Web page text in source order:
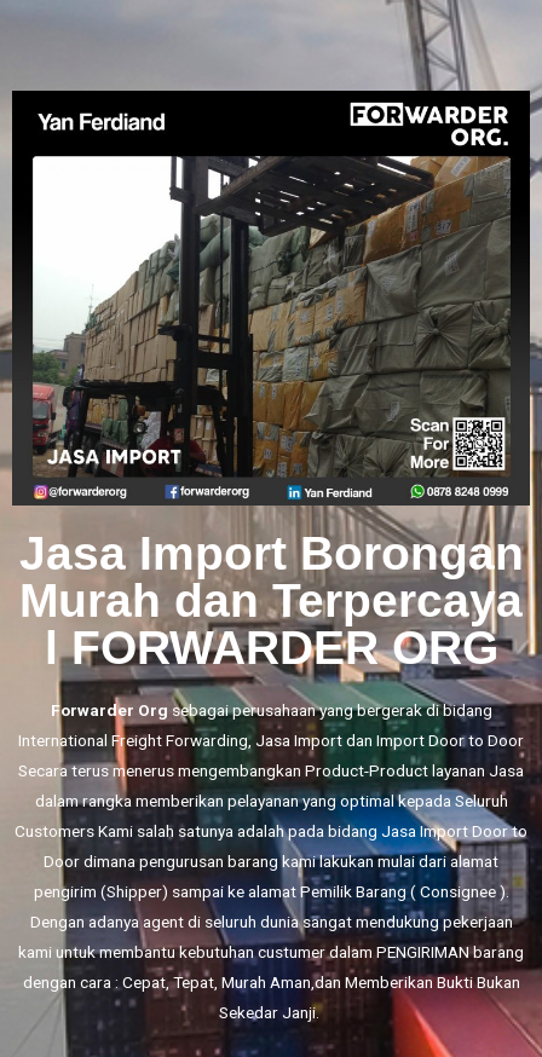
Jasa Import Borongan
Murah dan Terpercaya
l FORWARDER ORG
Forwarder Org sebagai perusahaan yang bergerak di bidang
International Freight Forwarding, Jasa Importdan Import Door to Door
Secara terus menerus mengembangkan Product-Product layanan Jasa
dalam rangka memberikan pelayanan yang optimal kepada Seluruh
Customers Kami salah satunya adalah pada bidang Jasa Import Door to
Door dimana pengurusan barang kami lakukan mulai dari alamat
pengirim (Shipper) sampai ke alamat Pemilik Barang ( Consignee ).
Dengan adanya agent di seluruh dunia sangat mendukung pekerjaan
kami untuk membantu kebutuhan custumer dalam PENGIRIMAN barang
dengan cara : Cepat, Tepat, Murah Aman,dan Memberikan Bukti Bukan
Sekedar Janji.